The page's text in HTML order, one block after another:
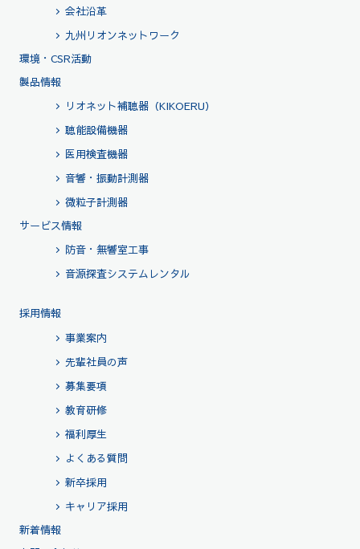
会社沿革
九州リオンネットワーク
環境・CSR活動
製品情報
リオネット補聴器（KIKOERU）
聴能設備機器
医用検査機器
音響・振動計測器
微粒子計測器
サービス情報
防音・無響室工事
音源探査システムレンタル
採用情報
事業案内
先輩社員の声
募集要項
教育研修
福利厚生
よくある質問
新卒採用
キャリア採用
新着情報